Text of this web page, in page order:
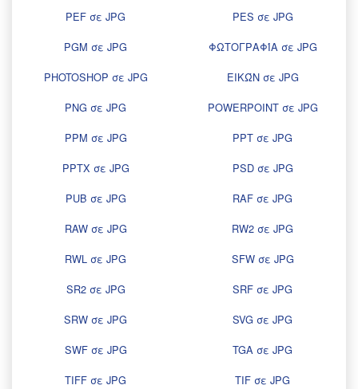
PEF σε JPG
PES σε JPG
PGM σε JPG
ΦΩΤΟΓΡΑΦΊΑ σε JPG
PHOTOSHOP σε JPG
ΕΙΚΏΝ σε JPG
PNG σε JPG
POWERPOINT σε JPG
PPM σε JPG
PPT σε JPG
PPTX σε JPG
PSD σε JPG
PUB σε JPG
RAF σε JPG
RAW σε JPG
RW2 σε JPG
RWL σε JPG
SFW σε JPG
SR2 σε JPG
SRF σε JPG
SRW σε JPG
SVG σε JPG
SWF σε JPG
TGA σε JPG
TIFF σε JPG
TIF σε JPG